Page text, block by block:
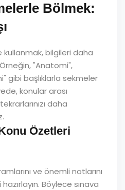
Bölmek:
kullanmak, bilgileri daha
"Anatomi",
gibi başlıklarla sekmeler
konular arası
daha
Özetleri
ve önemli notlarını
Böylece sınava